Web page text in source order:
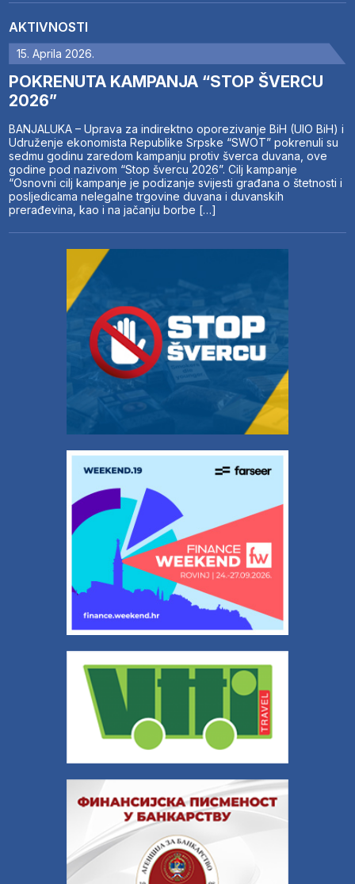
AKTIVNOSTI
15. Aprila 2026.
POKRENUTA KAMPANJA “STOP ŠVERCU
2026”
BANJALUKA – Uprava za indirektno oporezivanje BiH (UIO BiH) i
Udruženje ekonomista Republike Srpske “SWOT” pokrenuli su
sedmu godinu zaredom kampanju protiv šverca duvana, ove
godine pod nazivom “Stop švercu 2026”. Cilj kampanje
“Osnovni cilj kampanje je podizanje svijesti građana o štetnosti i
posljedicama nelegalne trgovine duvana i duvanskih
prerađevina, kao i na jačanju borbe […]